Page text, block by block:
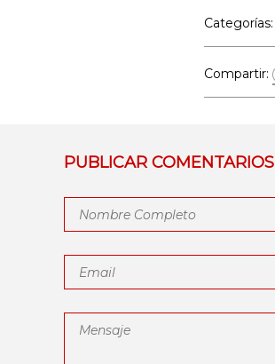
Categorías:
Compartir:
PUBLICAR COMENTARIOS